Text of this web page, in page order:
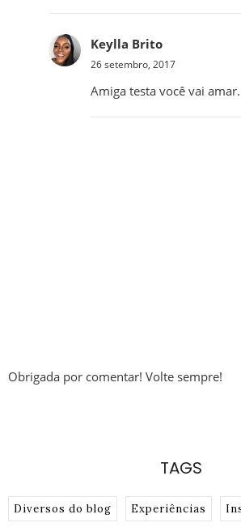
Keylla Brito
26 setembro, 2017
Amiga testa você vai
Obrigada por comentar! Volte sempre!
TAGS
Diversos do blog Experiências